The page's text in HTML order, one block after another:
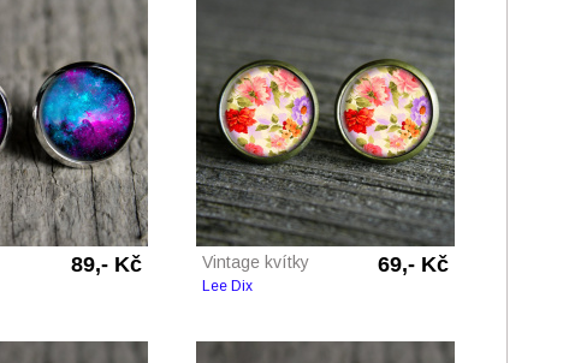
89,- Kč Vintage kvítky 69,- Kč
Lee Dix